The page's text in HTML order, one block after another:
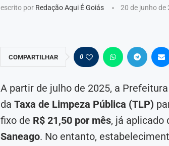
escrito por Redação Aqui É Goiás 20 de junho de
COMPARTILHAR 0
A partir de julho de 2025, a
da Taxa de Limpeza Pública (TLP)
fixo de R$ 21,50 por mês, já aplicado
Saneago. No entanto,